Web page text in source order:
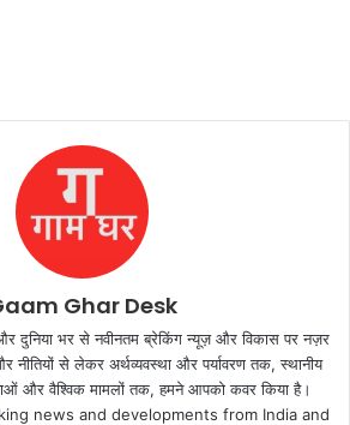
Ghar Desk
दुनिया भर से नवीनतम ब्रेकिंग न्यूज़ और विकास पर नज़र
नीतियों से लेकर अर्थव्यवस्था और पर्यावरण तक, स्थानीय
और वैश्विक मामलों तक, हमने आपको कवर किया है।
news and developments from India and